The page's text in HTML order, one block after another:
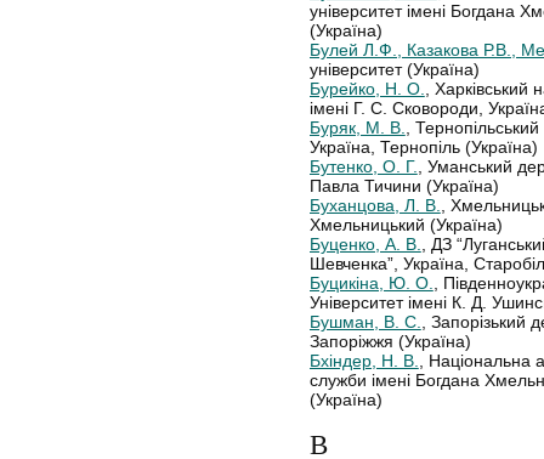
університет імені Богдана
(Україна)
Булей Л.Ф., Казакова Р.В.,
університет (Україна)
Бурейко, Н. О., Харківський
імені Г. С. Сковороди,
Буряк, М. В.,
Україна, Тернопіль (Україна)
Бутенко, О. Г., Уманський
Павла Тичини (Україна)
Буханцова, Л. В.,
Хмельницький (Україна)
Буценко, А. В., ДЗ
Шевченка”, Україна,
Буцикіна, Ю. О.,
Університет імені К. Д.
Бушман, В. С., Запорізький
Запоріжжя (Україна)
Бхіндер, Н. В., Національна
служби імені Богдана
(Україна)
В